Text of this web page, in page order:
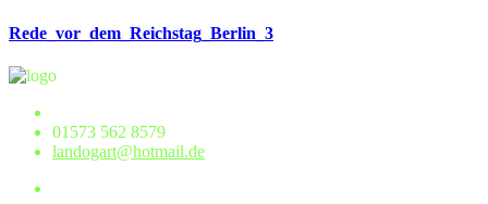
Rede_vor_dem_Reichstag_Berlin_3
01573 562 8579
landogart@hotmail.de